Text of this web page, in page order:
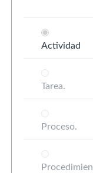
Actividad
Tarea.
Proceso.